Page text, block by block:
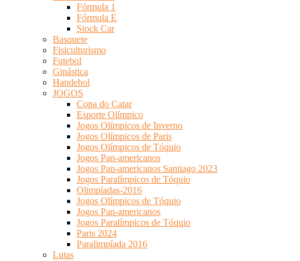
Fórmula 1
Fórmula E
Stock Car
Basquete
Fisiculturismo
Futebol
Ginástica
Handebol
JOGOS
Copa do Catar
Esporte Olímpico
Jogos Olímpicos de Inverno
Jogos Olímpicos de Paris
Jogos Olímpicos de Tóquio
Jogos Pan-americanos
Jogos Pan-americanos Santiago 2023
Jogos Paralímpicos de Tóquio
Olimpíadas-2016
Jogos Olímpicos de Tóquio
Jogos Pan-americanos
Jogos Paralímpicos de Tóquio
Paris 2024
Paralimpíada 2016
Lutas